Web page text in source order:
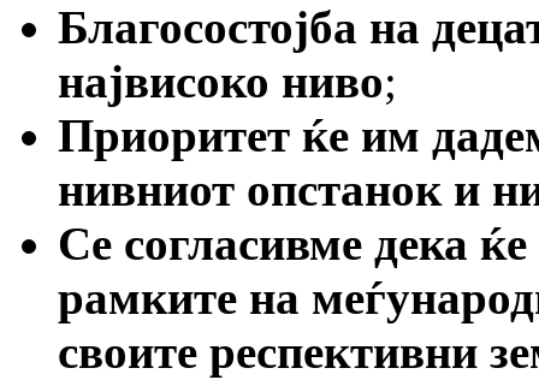
Благосостојба на
највисоко ниво;
Приоритет ќе им
нивниот опстанок и
Се согласивме дека
рамките на
своите респективни